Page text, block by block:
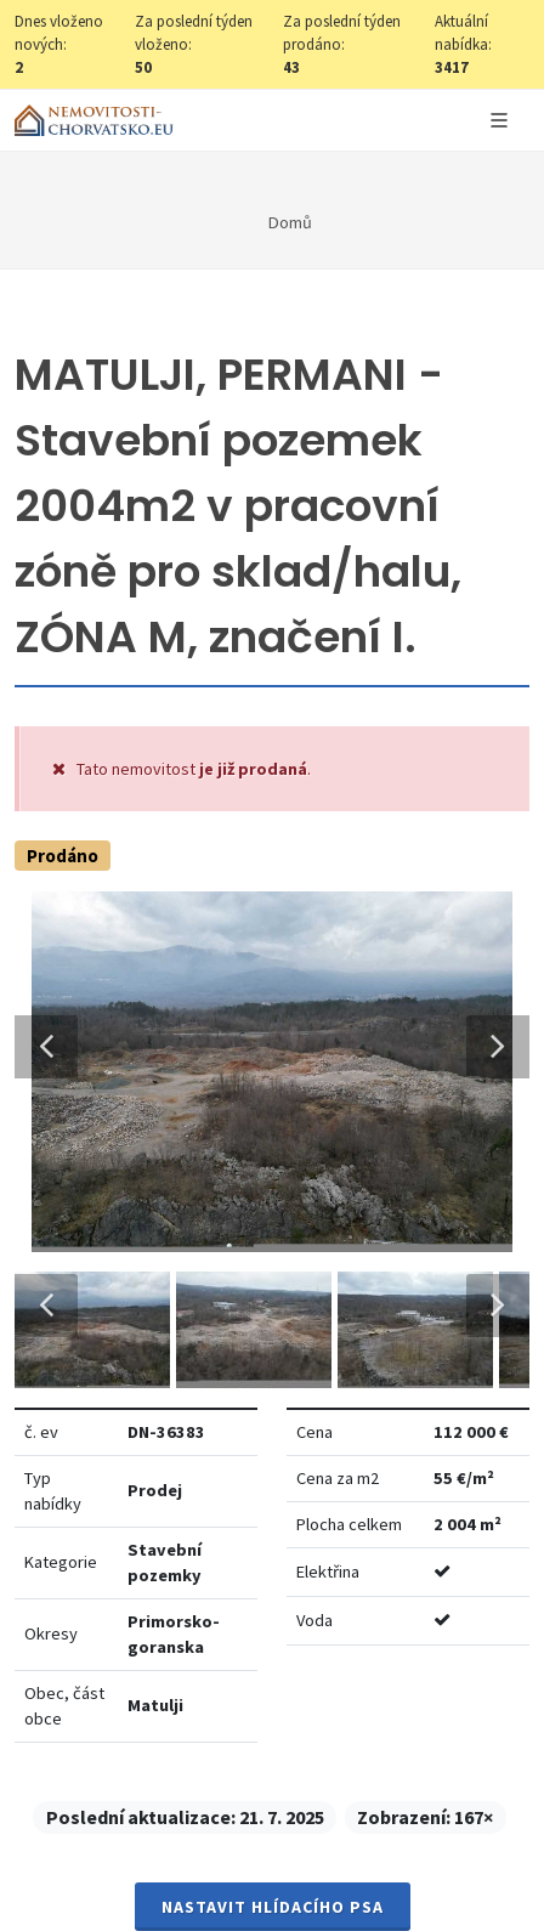
Dnes vloženo
nových:
2
Za poslední týden
vloženo:
50
Za poslední týden
prodáno:
43
Aktuální
nabídka:
3417
Domů
MATULJI, PERMANI -
Stavební pozemek
2004m2 v pracovní
zóně pro sklad/halu,
ZÓNA M, značení I.
Tato nemovitost je již prodaná.
Prodáno
č. ev DN-36383
Typ
nabídky
Prodej
Kategorie
Stavební
pozemky
Okresy
Primorsko-
goranska
Obec, část
obce
Matulji
Cena 112 000 €
Cena za m2 55 €/m²
Plocha celkem 2 004 m²
Elektřina
Voda
Poslední aktualizace: 21. 7. 2025 Zobrazení: 167×
NASTAVIT HLÍDACÍHO PSA